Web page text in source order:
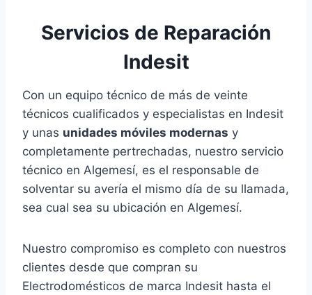
Servicios de Reparación
Indesit
Con un equipo técnico de más de veinte
técnicos cualificados y especialistas en Indesit
y unas unidades móviles modernas y
completamente pertrechadas, nuestro servicio
técnico en Algemesí, es el responsable de
solventar su avería el mismo día de su llamada,
sea cual sea su ubicación en Algemesí.
Nuestro compromiso es completo con nuestros
clientes desde que compran su
Electrodomésticos de marca Indesit hasta el